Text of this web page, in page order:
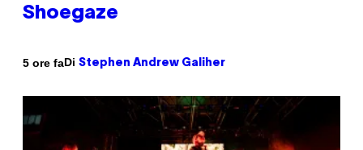
Shoegaze
5 ore faDi Stephen Andrew Galiher